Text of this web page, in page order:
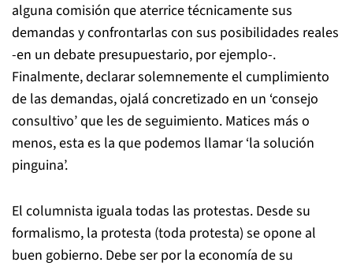
alguna comisión que aterrice técnicamente sus
demandas y confrontarlas con sus posibilidades reales
-en un debate presupuestario, por ejemplo-.
Finalmente, declarar solemnemente el cumplimiento
de las demandas, ojalá concretizado en un ‘consejo
consultivo’ que les de seguimiento. Matices más o
menos, esta es la que podemos llamar ‘la solución
pinguina’.
El columnista iguala todas las protestas. Desde su
formalismo, la protesta (toda protesta) se opone al
buen gobierno. Debe ser por la economía de su